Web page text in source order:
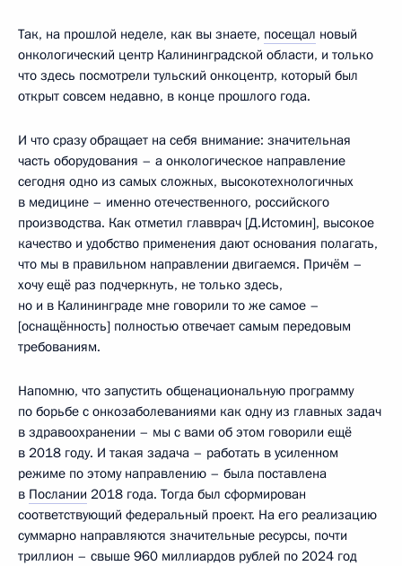
Так, на прошлой неделе, как вы знаете, посещал новый
онкологический центр Калининградской области, и только
что здесь посмотрели тульский онкоцентр, который был
открыт совсем недавно, в конце прошлого года.
И что сразу обращает на себя внимание: значительная
часть оборудования – а онкологическое направление
сегодня одно из самых сложных, высокотехнологичных
в медицине – именно отечественного, российского
производства. Как отметил главврач [Д.Истомин], высокое
качество и удобство применения дают основания полагать,
что мы в правильном направлении двигаемся. Причём –
хочу ещё раз подчеркнуть, не только здесь,
но и в Калининграде мне говорили то же самое –
[оснащённость] полностью отвечает самым передовым
требованиям.
Напомню, что запустить общенациональную программу
по борьбе с онкозаболеваниями как одну из главных задач
в здравоохранении – мы с вами об этом говорили ещё
в 2018 году. И такая задача – работать в усиленном
режиме по этому направлению – была поставлена
в Послании 2018 года. Тогда был сформирован
соответствующий федеральный проект. На его реализацию
суммарно направляются значительные ресурсы, почти
триллион – свыше 960 миллиардов рублей по 2024 год